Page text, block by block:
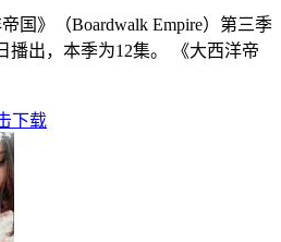
国》（Boardwalk Empire）第三季
播出，本季为12集。 《大西洋帝
下载